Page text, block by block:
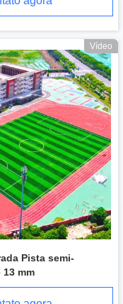
Vídeo
Pista semi-
mm